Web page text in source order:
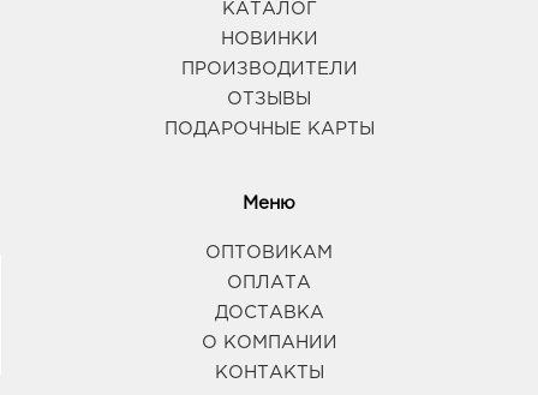
КАТАЛОГ
НОВИНКИ
ПРОИЗВОДИТЕЛИ
ОТЗЫВЫ
ПОДАРОЧНЫЕ КАРТЫ
Меню
ОПТОВИКАМ
ОПЛАТА
ДОСТАВКА
О КОМПАНИИ
КОНТАКТЫ